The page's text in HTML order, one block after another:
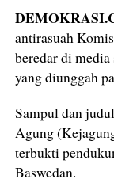
antirasuah
beredar di
yang diunggah
Sampul dan
Agung
terbukti
Baswedan.